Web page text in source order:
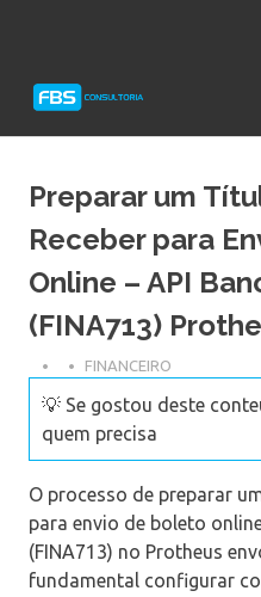
Protheus
Preparar um
Receber para
Online – API
(FINA713)
FINANCEIRO
💡 Se gostou deste
quem precisa
O processo de preparar
para envio de boleto
(FINA713) no Protheus
fundamental configurar